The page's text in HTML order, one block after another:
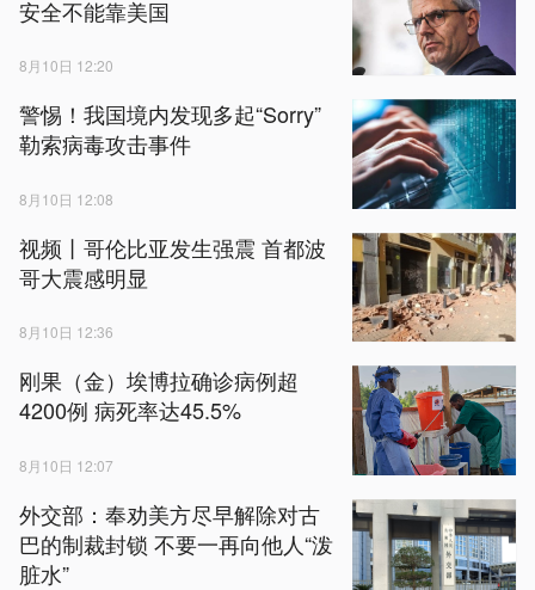
安全不能靠美国
8月10日 12:20
警惕！我国境内发现多起“Sorry”
勒索病毒攻击事件
8月10日 12:08
视频丨哥伦比亚发生强震 首都波
哥大震感明显
8月10日 12:36
刚果（金）埃博拉确诊病例超
4200例 病死率达45.5%
8月10日 12:07
外交部：奉劝美方尽早解除对古
巴的制裁封锁 不要一再向他人“泼
脏水”